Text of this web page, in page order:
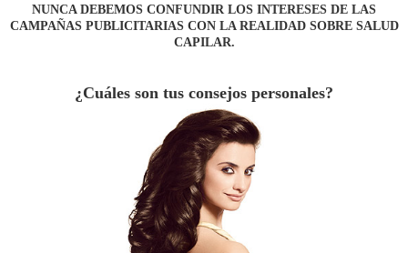
NUNCA DEBEMOS CONFUNDIR LOS INTERESES DE LAS
CAMPAÑAS PUBLICITARIAS CON LA REALIDAD SOBRE SALUD
CAPILAR.
¿Cuáles son tus consejos personales?